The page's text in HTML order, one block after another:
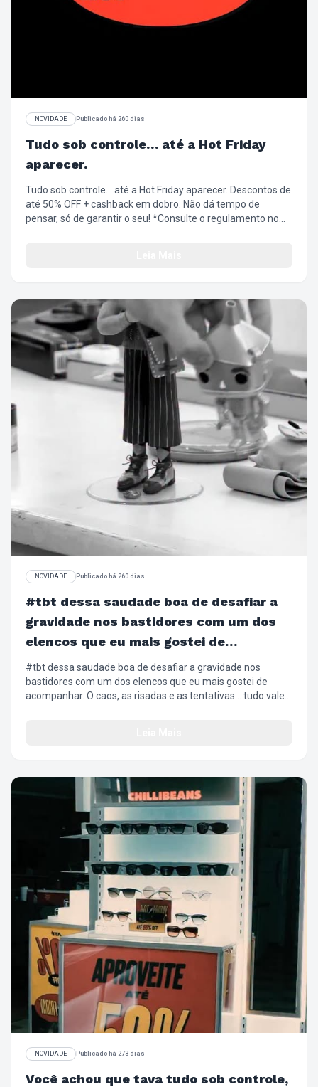
NOVIDADE Publicado há 260 dias
Tudo sob controle… até a Hot Friday
aparecer.
Tudo sob controle… até a Hot Friday aparecer. Descontos de
até 50% OFF + cashback em dobro. Não dá tempo de
pensar, só de garantir o seu! *Consulte o regulamento no
NOVIDADE Publicado há 260 dias
#tbt dessa saudade boa de desafiar a
gravidade nos bastidores com um dos
elencos que eu mais gostei de
acompanhar
#tbt dessa saudade boa de desafiar a gravidade nos
bastidores com um dos elencos que eu mais gostei de
acompanhar. O caos, as risadas e as tentativas… tudo valeu
NOVIDADE Publicado há 273 dias
Você achou que tava tudo sob controle,